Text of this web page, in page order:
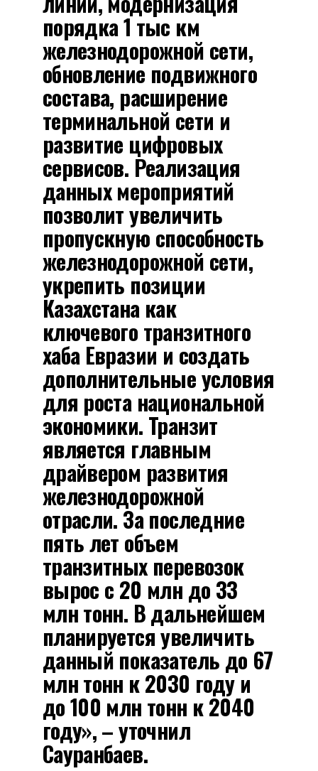
порядка 1 тыс км
железнодорожной сети,
обновление подвижного
состава, расширение
терминальной сети и
развитие цифровых
сервисов. Реализация
данных мероприятий
позволит увеличить
пропускную способность
железнодорожной сети,
укрепить позиции
Казахстана как
ключевого транзитного
хаба Евразии и создать
дополнительные условия
для роста национальной
экономики. Транзит
является главным
драйвером развития
железнодорожной
отрасли. За последние
пять лет объем
транзитных перевозок
вырос с 20 млн до 33
млн тонн. В дальнейшем
планируется увеличить
данный показатель до 67
млн тонн к 2030 году и
до 100 млн тонн к 2040
году», – уточнил
Сауранбаев.